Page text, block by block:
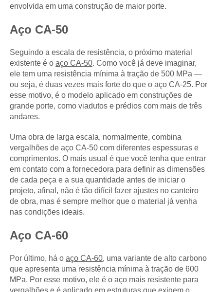
envolvida em uma construção de maior porte.
Aço CA-50
Seguindo a escala de resistência, o próximo material
existente é o aço CA-50. Como você já deve imaginar,
ele tem uma resistência mínima à tração de 500 MPa —
ou seja, é duas vezes mais forte do que o aço CA-25. Por
esse motivo, é o modelo aplicado em construções de
grande porte, como viadutos e prédios com mais de três
andares.
Uma obra de larga escala, normalmente, combina
vergalhões de aço CA-50 com diferentes espessuras e
comprimentos. O mais usual é que você tenha que entrar
em contato com a fornecedora para definir as dimensões
de cada peça e a sua quantidade antes de iniciar o
projeto, afinal, não é tão difícil fazer ajustes no canteiro
de obra, mas é sempre melhor que o material já venha
nas condições ideais.
Aço CA-60
Por último, há o aço CA-60, uma variante de alto carbono
que apresenta uma resistência mínima à tração de 600
MPa. Por esse motivo, ele é o aço mais resistente para
vergalhões e é aplicado em estruturas que exigem o